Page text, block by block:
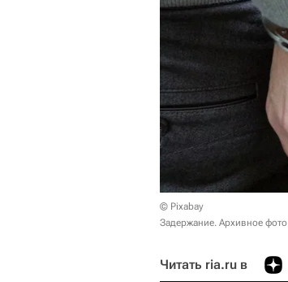
© Pixabay
Задержание. Архивное фото
Читать ria.ru в